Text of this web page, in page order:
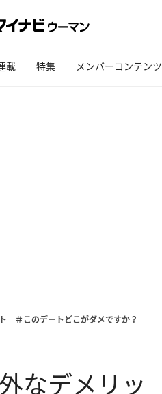
載 特集 メンバーコンテンツ
＃このデートどこがダメですか？
なデメリッ